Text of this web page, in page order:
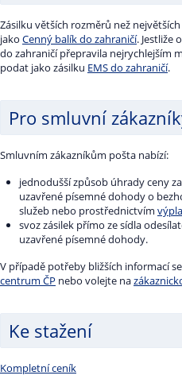
Zásilku větších rozměrů než
jako Cenný balík do zahraničí. Jestliže
do zahraničí přepravila nejrychlejším
podat jako zásilku EMS do zahraničí.
Pro smluvní
Smluvním zákazníkům pošta nabízí:
jednodušší způsob úhrady ceny
uzavřené písemné dohody o
služeb nebo prostřednictvím
svoz zásilek přímo ze sídla
uzavřené písemné dohody.
V případě potřeby bližších informací
centrum ČP nebo volejte na
Ke stažení
Kompletní ceník